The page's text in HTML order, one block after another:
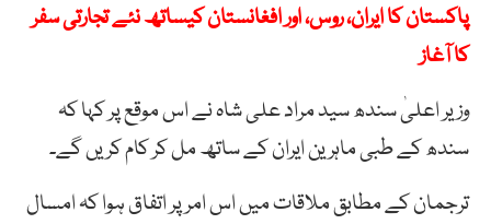
پاکستان کا ایران، روس، اور افغانستان کیساتھ نئے تجارتی سفر
کا آغاز
وزیر اعلیٰ سندھ سید مراد علی شاہ نے اس موقع پر کہا کہ
سندھ کے طبی ماہرین ایران کے ساتھ مل کر کام کریں گے۔
ترجمان کے مطابق ملاقات میں اس امر پر اتفاق ہوا کہ امسال